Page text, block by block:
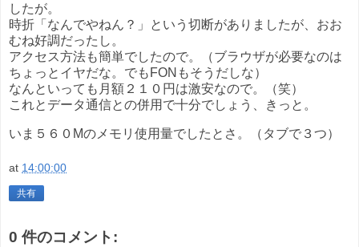
したが。
時折「なんでやねん？」という切断がありましたが、おお
むね好調だったし。
アクセス方法も簡単でしたので。（ブラウザが必要なのは
ちょっとイヤだな。でもFONもそうだしな）
なんといっても月額２１０円は激安なので。（笑）
これとデータ通信との併用で十分でしょう、きっと。
いま５６０Mのメモリ使用量でしたとさ。（タブで３つ）
at 14:00:00
共有
0 件のコメント: